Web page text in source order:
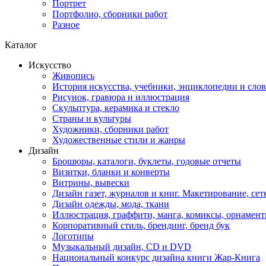
Портрет
Портфолио, сборники работ
Разное
Каталог
Искусство
Живопись
История искусства, учебники, энциклопедии и
Рисунок, гравюра и иллюстрация
Скульптура, керамика и стекло
Страны и культуры
Художники, сборники работ
Художественные стили и жанры
Дизайн
Брошюры, каталоги, буклеты, годовые отчеты
Визитки, бланки и конверты
Витрины, вывески
Дизайн газет, журналов и книг. Макетирование,
Дизайн одежды, мода, ткани
Иллюстрация, граффити, манга, комиксы,
Корпоративный стиль, брендинг, бренд бук
Логотипы
Музыкальный дизайн, СD и DVD
Национальный конкурс дизайна книги Жар-Книга